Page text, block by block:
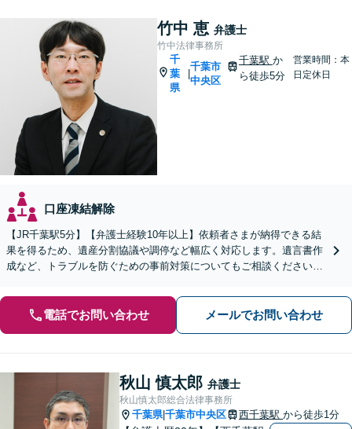
竹中 恵 弁護士
竹中法律事務所
千
葉
県
千葉市
中央区
千葉駅 か
ら徒歩5分
営業時間：本
日定休日
口座凍結解除
【JR千葉駅5分】【弁護士経験10年以上】依頼者さまが納得できる結
果を得るため、遺産分割協議や調停など幅広く対応します。遺言書作
成など、トラブルを防ぐための事前対策についてもご相談ください
電話でお問い合わせ メールでお問い合わせ
秋山 慎太郎 弁護士
秋山慎太郎総合法律事務所
千葉県|千葉市中央区 西千葉駅 から徒歩1分